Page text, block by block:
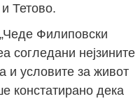
Тетово.
Филиповски
согледани нејзините
и условите за живот
констатирано дека